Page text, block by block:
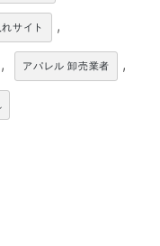
サイト ,
, アパレル 卸売業者 ,